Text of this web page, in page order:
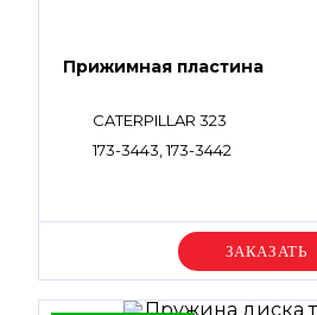
Прижимная пластина
CATERPILLAR 323
173-3443, 173-3442
Уточняйте